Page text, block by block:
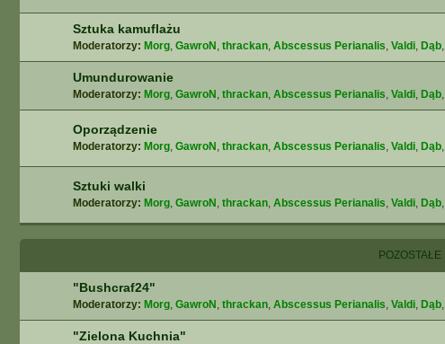
Sztuka kamuflażu
Moderatorzy: Morg, GawroN , thrackan, Abscessus Perianalis, Valdi, Dąb,
Umundurowanie
Moderatorzy: Morg, GawroN , thrackan, Abscessus Perianalis, Valdi, Dąb,
Oporządzenie
Moderatorzy: Morg, GawroN , thrackan, Abscessus Perianalis, Valdi, Dąb,
Sztuki walki
Moderatorzy: Morg, GawroN , thrackan, Abscessus Perianalis, Valdi, Dąb,
POZOSTAŁE
"Bushcraf24"
Moderatorzy: Morg, GawroN , thrackan, Abscessus Perianalis, Valdi, Dąb,
"Zielona Kuchnia"